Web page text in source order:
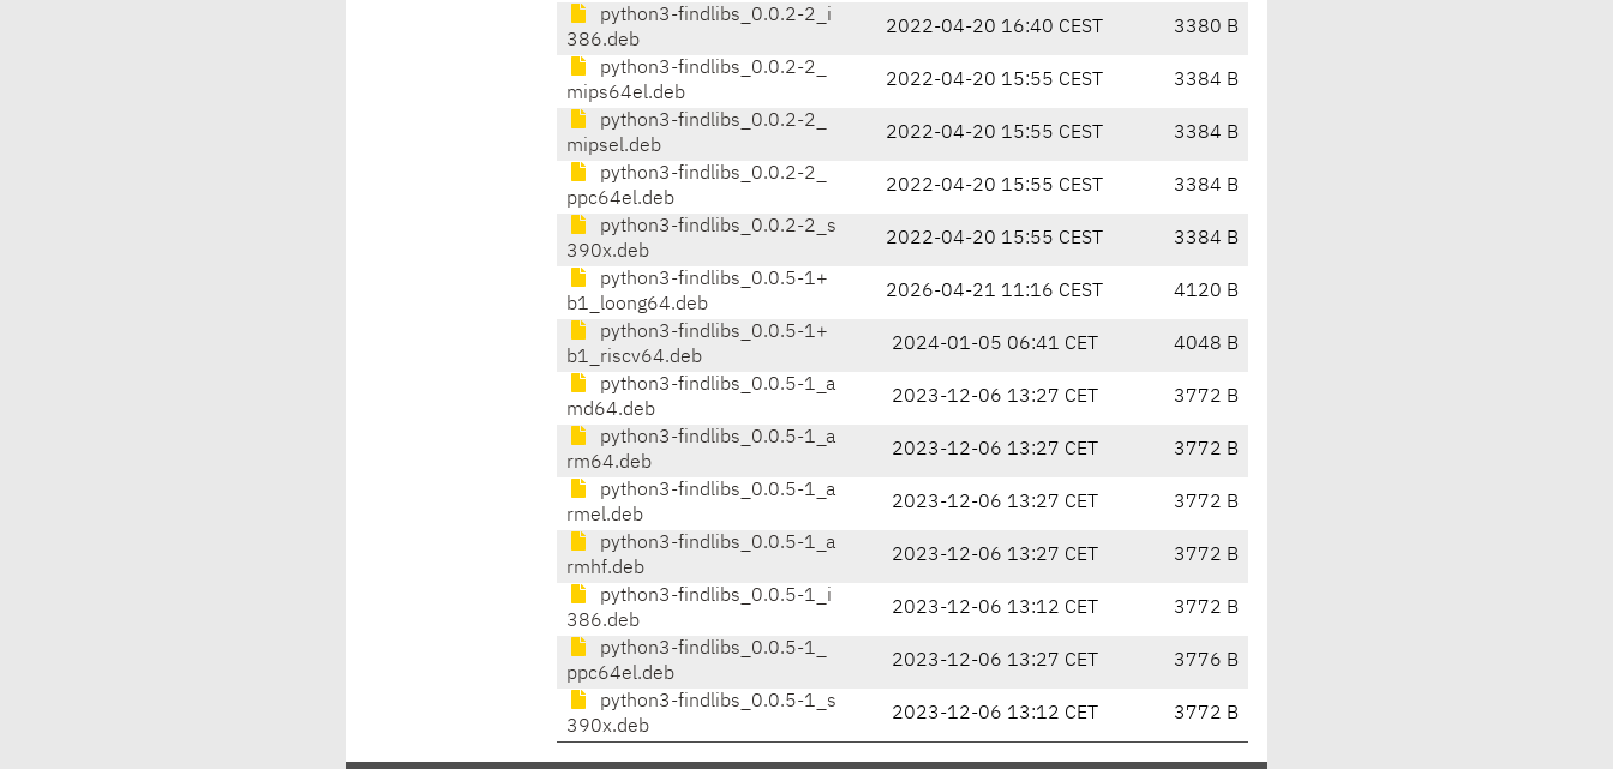
python3-findlibs_0.0.2-2_i
386.deb
2022-04-20 16:40 CEST 3380 B
python3-findlibs_0.0.2-2_
mips64el.deb
2022-04-20 15:55 CEST 3384 B
python3-findlibs_0.0.2-2_
mipsel.deb
2022-04-20 15:55 CEST 3384 B
python3-findlibs_0.0.2-2_
ppc64el.deb
2022-04-20 15:55 CEST 3384 B
python3-findlibs_0.0.2-2_s
390x.deb
2022-04-20 15:55 CEST 3384 B
python3-findlibs_0.0.5-1+
b1_loong64.deb
2026-04-21 11:16 CEST 4120 B
python3-findlibs_0.0.5-1+
b1_riscv64.deb
2024-01-05 06:41 CET 4048 B
python3-findlibs_0.0.5-1_a
md64.deb
2023-12-06 13:27 CET 3772 B
python3-findlibs_0.0.5-1_a
rm64.deb
2023-12-06 13:27 CET 3772 B
python3-findlibs_0.0.5-1_a
rmel.deb
2023-12-06 13:27 CET 3772 B
python3-findlibs_0.0.5-1_a
rmhf.deb
2023-12-06 13:27 CET 3772 B
python3-findlibs_0.0.5-1_i
386.deb
2023-12-06 13:12 CET 3772 B
python3-findlibs_0.0.5-1_
ppc64el.deb
2023-12-06 13:27 CET 3776 B
python3-findlibs_0.0.5-1_s
390x.deb
2023-12-06 13:12 CET 3772 B